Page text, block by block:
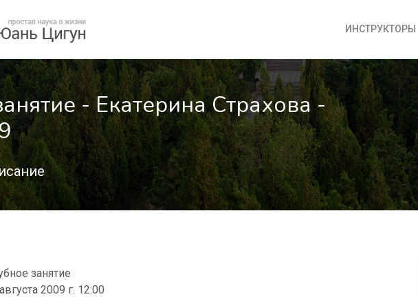
ИНСТРУКТОРЫ
- Екатерина Страхова -
занятие
2009 г. 12:00